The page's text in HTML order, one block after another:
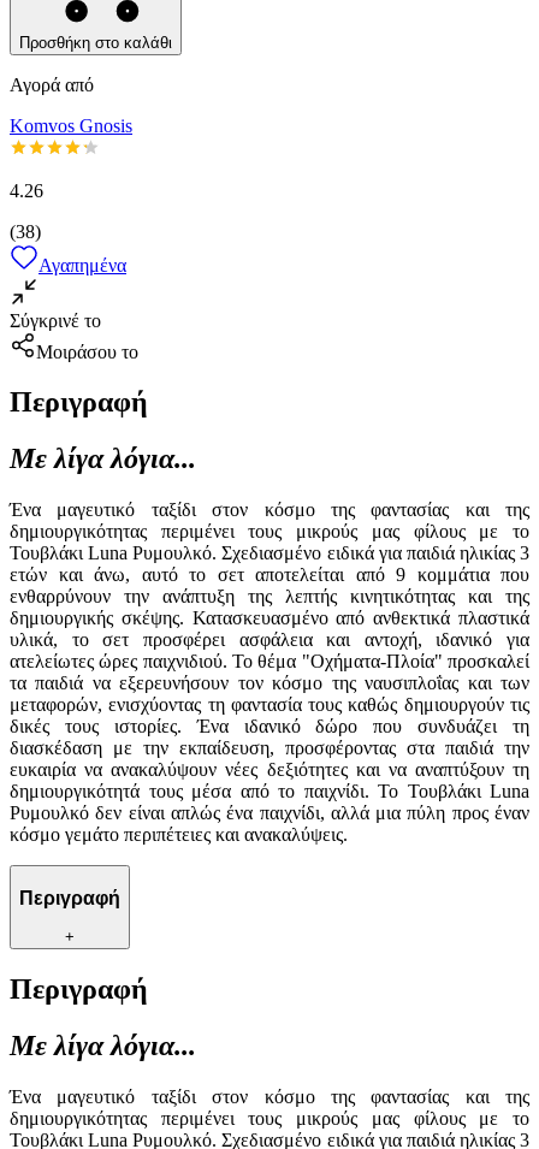
Προσθήκη στο καλάθι
Αγορά από
Komvos Gnosis
4.26
(38)
Αγαπημένα
Σύγκρινέ το
Μοιράσου το
Περιγραφή
Με λίγα λόγια...
Ένα μαγευτικό ταξίδι στον κόσμο της φαντασίας και της
δημιουργικότητας περιμένει τους μικρούς μας φίλους με το
Τουβλάκι Luna Ρυμουλκό. Σχεδιασμένο ειδικά για παιδιά ηλικίας 3
ετών και άνω, αυτό το σετ αποτελείται από 9 κομμάτια που
ενθαρρύνουν την ανάπτυξη της λεπτής κινητικότητας και της
δημιουργικής σκέψης. Κατασκευασμένο από ανθεκτικά πλαστικά
υλικά, το σετ προσφέρει ασφάλεια και αντοχή, ιδανικό για
ατελείωτες ώρες παιχνιδιού. Το θέμα "Οχήματα-Πλοία" προσκαλεί
τα παιδιά να εξερευνήσουν τον κόσμο της ναυσιπλοΐας και των
μεταφορών, ενισχύοντας τη φαντασία τους καθώς δημιουργούν τις
δικές τους ιστορίες. Ένα ιδανικό δώρο που συνδυάζει τη
διασκέδαση με την εκπαίδευση, προσφέροντας στα παιδιά την
ευκαιρία να ανακαλύψουν νέες δεξιότητες και να αναπτύξουν τη
δημιουργικότητά τους μέσα από το παιχνίδι. Το Τουβλάκι Luna
Ρυμουλκό δεν είναι απλώς ένα παιχνίδι, αλλά μια πύλη προς έναν
κόσμο γεμάτο περιπέτειες και ανακαλύψεις.
Περιγραφή
+
Περιγραφή
Με λίγα λόγια...
Ένα μαγευτικό ταξίδι στον κόσμο της φαντασίας και της
δημιουργικότητας περιμένει τους μικρούς μας φίλους με το
Τουβλάκι Luna Ρυμουλκό. Σχεδιασμένο ειδικά για παιδιά ηλικίας 3